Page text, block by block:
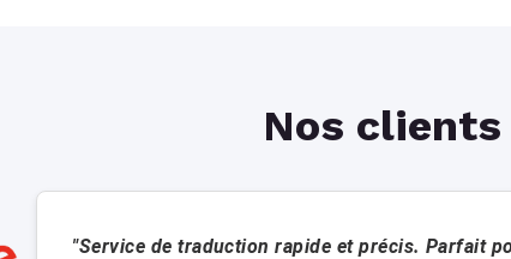
Nos
"Service de traduction rapide et précis. Parfait